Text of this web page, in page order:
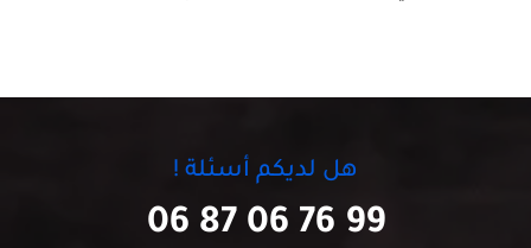
هل لديكم أسئلة !
06 87 06 76 99